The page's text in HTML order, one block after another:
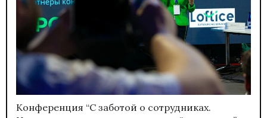
Конференция “С заботой о сотрудниках.